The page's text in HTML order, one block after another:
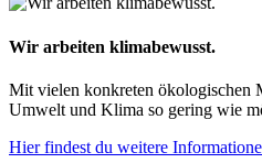
Wir arbeiten klimabewusst.
Mit vielen konkreten ökologischen
Umwelt und Klima so gering wie
Hier findest du weitere